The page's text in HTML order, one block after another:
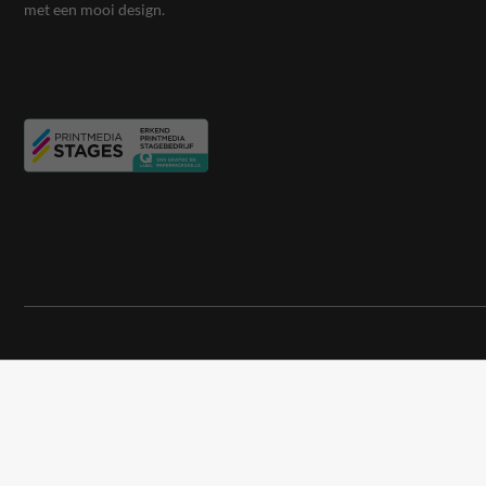
met een mooi design.